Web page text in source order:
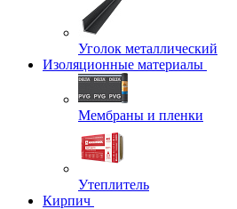
Уголок металлический
Изоляционные материалы
Мембраны и пленки
Утеплитель
Кирпич